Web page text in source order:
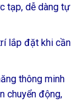
tạp, dễ dàng tự
lắp đặt khi cần
thông minh
chuyển động,